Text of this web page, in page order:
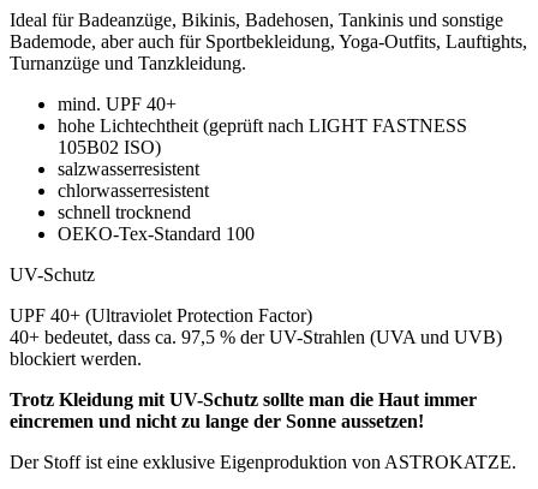
Ideal für Badeanzüge, Bikinis, Badehosen, Tankinis und sonstige
Bademode, aber auch für Sportbekleidung, Yoga-Outfits, Lauftights,
Turnanzüge und Tanzkleidung.
mind. UPF 40+
hohe Lichtechtheit (geprüft nach LIGHT FASTNESS
105B02 ISO)
salzwasserresistent
chlorwasserresistent
schnell trocknend
OEKO-Tex-Standard 100
UV-Schutz
UPF 40+ (Ultraviolet Protection Factor)
40+ bedeutet, dass ca. 97,5 % der UV-Strahlen (UVA und UVB)
blockiert werden.
Trotz Kleidung mit UV-Schutz sollte man die Haut immer
eincremen und nicht zu lange der Sonne aussetzen!
Der Stoff ist eine exklusive Eigenproduktion von ASTROKATZE.